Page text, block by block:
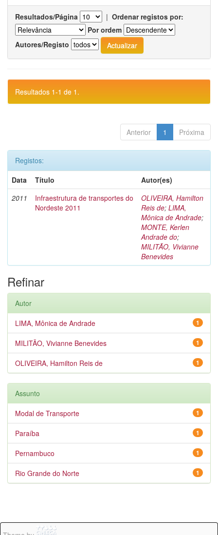
Resultados/Página | Ordenar registos por:
Por ordem
Autores/Registo
Resultados 1-1 de 1.
Anterior 1 Próxima
Registos:
Data
Título
Autor(es)
2011
Infraestrutura de transportes do
Nordeste 2011
OLIVEIRA, Hamilton
Reis de; LIMA,
Mônica de Andrade;
MONTE, Kerlen
Andrade do;
MILITÃO, Vivianne
Benevides
Refinar
Autor
1
LIMA, Mônica de Andrade
1
MILITÃO, Vivianne Benevides
1
OLIVEIRA, Hamilton Reis de
Assunto
1
Modal de Transporte
1
Paraíba
1
Pernambuco
1
Rio Grande do Norte